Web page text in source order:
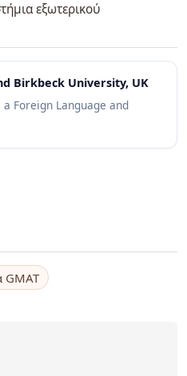
εξωτερικού
Birkbeck University, UK
Foreign Language and
GMAT